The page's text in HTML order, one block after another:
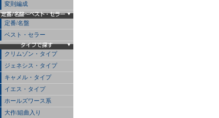
変則編成
定番/名盤
ベスト・セラー
クリムゾン・タイプ
ジェネシス・タイプ
キャメル・タイプ
イエス・タイプ
ホールズワース系
大作/組曲入り